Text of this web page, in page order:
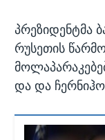
პრეზიდენტმა
რუსეთის
და და